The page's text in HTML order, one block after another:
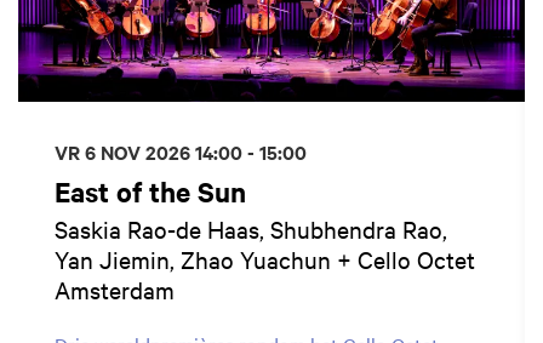
East of the Sun
Saskia Rao-de Haas, Shubhendra Rao,
Yan Jiemin, Zhao Yuachun + Cello Octet
Amsterdam
VR 6 NOV 202614:00 - 15:00